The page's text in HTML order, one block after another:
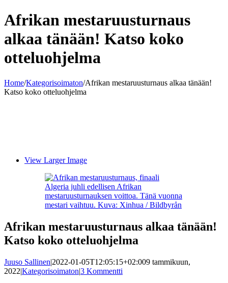
Afrikan mestaruusturnaus
alkaa tänään! Katso koko
otteluohjelma
Home/Kategorisoimaton/Afrikan mestaruusturnaus alkaa tänään!
Katso koko otteluohjelma
View Larger Image
Algeria juhli edellisen Afrikan
mestaruusturnauksen voittoa. Tänä vuonna
mestari vaihtuu. Kuva: Xinhua / Bildbyrån
Afrikan mestaruusturnaus alkaa tänään!
Katso koko otteluohjelma
Juuso Sallinen|2022-01-05T12:05:15+02:009 tammikuun,
2022|Kategorisoimaton|3 Kommentti